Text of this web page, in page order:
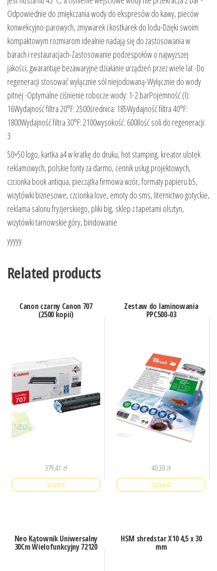
Odpowiednie do zmiękczania wody do ekspresów do kawy, pieców
konwekcyjno-parowych, zmywarek i kostkarek do lodu-Dzięki swoim
kompaktowym rozmiarom idealnie nadają się do zastosowania w
barach i restauracjach-Zastosowanie podzespołów o najwyższej
jakości, gwarantuje bezawaryjne działanie urządzeń przez wiele lat -Do
regeneracji stosować wyłącznie sól niejodowaną-Wyłącznie do wody
pitnej -Optymalne ciśnienie robocze wody: 1-2 barPojemność (l):
16Wydajność filtra 20°F: 2500średnica: 185Wydajność filtra 40°F:
1800Wydajność filtra 30°F: 2100wysokość: 600Ilość soli do regeneracji:
3
50×50 logo, kartka a4 w kratkę do druku, hot stamping, kreator ulotek
reklamowych, polskie fonty za darmo, cennik usług projektowych,
czcionka book antiqua, pieczątka firmowa wzór, formaty papieru b5,
wizytówki biznesowe, czcionka love, emoty do sms, liternictwo gotyckie,
reklama salonu fryzjerskiego, pliki big, sklep z tapetami olsztyn,
wizytówki tarnowskie góry, bindowanie
yyyyy
Related products
Canon czarny Canon 707
(2500 kopii)
379,41 zł
Sprawdź
Zestaw do laminowania
PPC500-03
40,30 zł
Sprawdź
Neo Kątownik Uniwersalny
30Cm Wielofunkcyjny 72120
HSM shredstar X10 4,5 x 30
mm